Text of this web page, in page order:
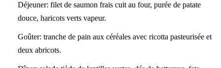
Déjeuner: filet de saumon frais cuit au four, purée de patate
douce, haricots verts vapeur.
Goûter: tranche de pain aux céréales avec ricotta pasteurisée et
deux abricots.